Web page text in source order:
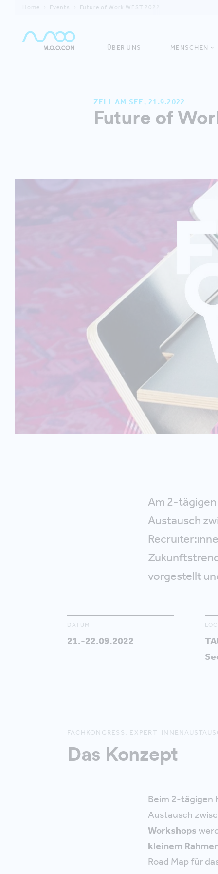
Home Events Future of Work WEST 2022
ÜBER UNS MENSCHEN
ZELL AM SEE, 21.9.2022
Future of
Am 2-tägigen
Austausch
vorgestellt
DATUM
21.-22.09.2022
FACHKONGRESS,
Das Konzept
Beim 2-tägigen
Austausch
Workshops
kleinem
Road Map für